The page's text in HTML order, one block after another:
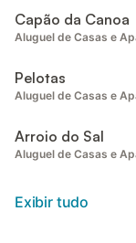
Capão da Canoa
Aluguel de Casas e
Pelotas
Aluguel de Casas e
Arroio do Sal
Aluguel de Casas e
Exibir tudo